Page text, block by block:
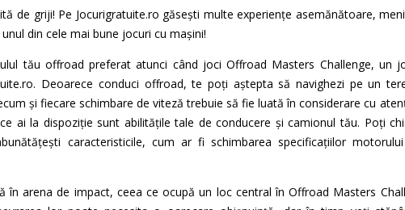
de griji! Pe Jocurigratuite.ro găsești multe experiențe asemănătoare,
din cele mai bune jocuri cu mașini!
tău offroad preferat atunci când joci Offroad Masters Challenge, un
Deoarece conduci offroad, te poți aștepta să navighezi pe un
și fiecare schimbare de viteză trebuie să fie luată în considerare cu
ai la dispoziție sunt abilitățile tale de conducere și camionul tău. Poți
caracteristicile, cum ar fi schimbarea specificațiilor
arena de impact, ceea ce ocupă un loc central în Offroad Masters